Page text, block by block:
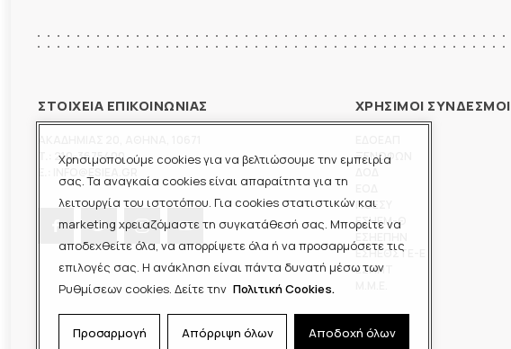
Χρησιμοποιούμε cookies για να βελτιώσουμε την εμπειρία
σας. Τα αναγκαία cookies είναι απαραίτητα για τη
λειτουργία του ιστοτόπου. Για cookies στατιστικών και
marketing χρειαζόμαστε τη συγκατάθεσή σας. Μπορείτε να
αποδεχθείτε όλα, να απορρίψετε όλα ή να προσαρμόσετε τις
επιλογές σας. Η ανάκληση είναι πάντα δυνατή μέσω των
Ρυθμίσεων cookies. Δείτε την Πολιτική Cookies.
Προσαρμογή Απόρριψη όλων Αποδοχή όλων
ΣΤΟΙΧΕΙΑ ΕΠΙΚΟΙΝΩΝΙΑΣ
210-3675400
ΧΡΗΣΙΜΟΙ ΣΥΝΔΕΣΜΟΙ
ΞΕΝΟΦΩΝ
ΠΟΕΣΥ
ΕΣΗΕΜ-Θ
ΕΣΗΕΘΣΤΕ-Ε
ΕΣΠΗΤ